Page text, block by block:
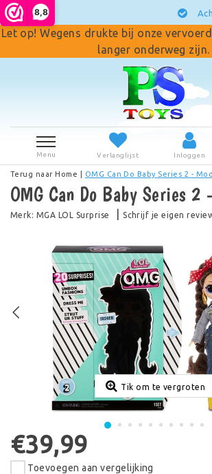
8,8 Achteraf
Let op! Wegens drukte bij onze
langer onderweg zijn.
Menu Verlanglijst Inloggen
Terug naar Home OMG Can Do Baby Series 2 -
OMG Can Do Baby Series 2
Merk: MGA LOL Surprise |Schrijf je eigen
Tik om te vergroten
€39,99
Toevoegen aan vergelijking